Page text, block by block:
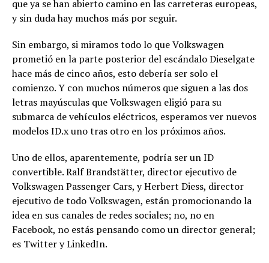
que ya se han abierto camino en las carreteras europeas,
y sin duda hay muchos más por seguir.
Sin embargo, si miramos todo lo que Volkswagen
prometió en la parte posterior del escándalo Dieselgate
hace más de cinco años, esto debería ser solo el
comienzo. Y con muchos números que siguen a las dos
letras mayúsculas que Volkswagen eligió para su
submarca de vehículos eléctricos, esperamos ver nuevos
modelos ID.x uno tras otro en los próximos años.
Uno de ellos, aparentemente, podría ser un ID
convertible. Ralf Brandstätter, director ejecutivo de
Volkswagen Passenger Cars, y Herbert Diess, director
ejecutivo de todo Volkswagen, están promocionando la
idea en sus canales de redes sociales; no, no en
Facebook, no estás pensando como un director general;
es Twitter y LinkedIn.